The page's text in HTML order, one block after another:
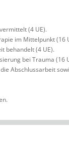
(4 UE).
im Mittelpunkt (16
behandelt (4 UE).
bei Trauma (16
Abschlussarbeit